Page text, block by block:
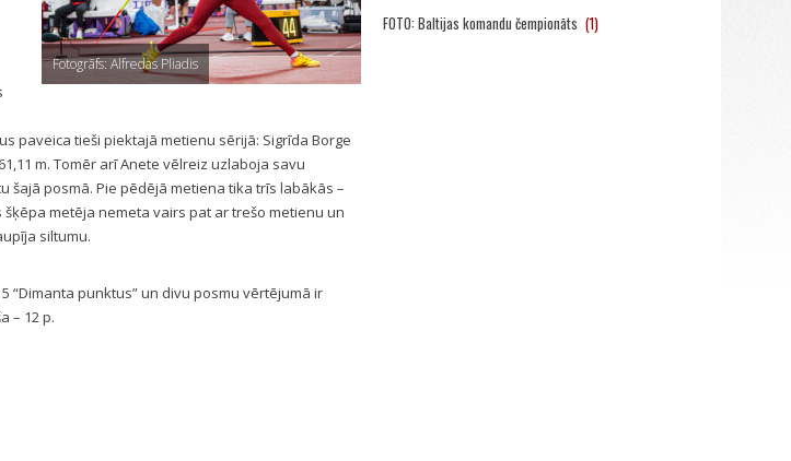
Fotogrāfs: Alfredas Pliadis
paveica tieši piektajā metienu sērijā: Sigrīda Borge
m. Tomēr arī Anete vēlreiz uzlaboja savu
šajā posmā. Pie pēdējā metiena tika trīs labākās –
metēja nemeta vairs pat ar trešo metienu un
siltumu.
“Dimanta punktus” un divu posmu vērtējumā ir
– 12 p.
FOTO: Baltijas komandu čempionāts (1)